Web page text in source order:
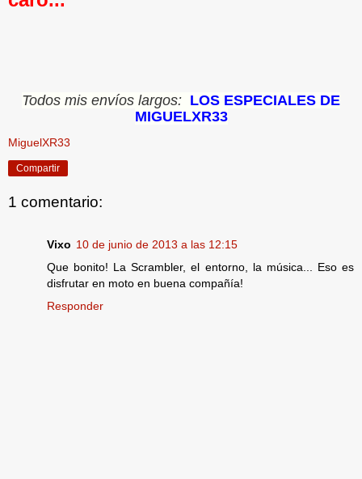
Todos mis envíos largos: LOS ESPECIALES DE
MIGUELXR33
MiguelXR33
Compartir
1 comentario:
Vixo 10 de junio de 2013 a las 12:15
Que bonito! La Scrambler, el entorno, la música... Eso es
disfrutar en moto en buena compañía!
Responder